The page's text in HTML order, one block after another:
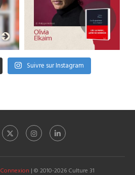
Suivre sur Instagram
Connexion | © 2010-2026 Culture 31